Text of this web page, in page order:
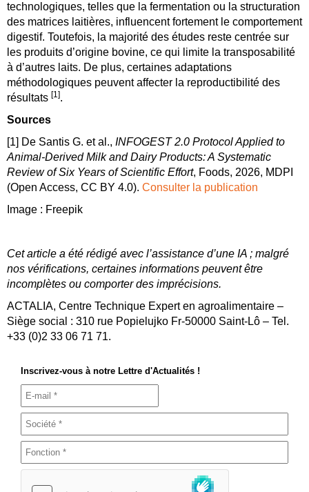
technologiques, telles que la fermentation ou la structuration
des matrices laitières, influencent fortement le comportement
digestif. Toutefois, la majorité des études reste centrée sur
les produits d’origine bovine, ce qui limite la transposabilité
à d’autres laits. De plus, certaines adaptations
méthodologiques peuvent affecter la reproductibilité des
résultats [1].
Sources
[1] De Santis G. et al., INFOGEST 2.0 Protocol Applied to
Animal-Derived Milk and Dairy Products: A Systematic
Review of Six Years of Scientific Effort, Foods, 2026, MDPI
(Open Access, CC BY 4.0). Consulter la publication
Image : Freepik
Cet article a été rédigé avec l’assistance d’une IA ; malgré
nos vérifications, certaines informations peuvent être
incomplètes ou comporter des imprécisions.
ACTALIA, Centre Technique Expert en agroalimentaire –
Siège social : 310 rue Popielujko Fr-50000 Saint-Lô – Tel.
+33 (0)2 33 06 71 71.
Inscrivez-vous à notre Lettre d'Actualités !